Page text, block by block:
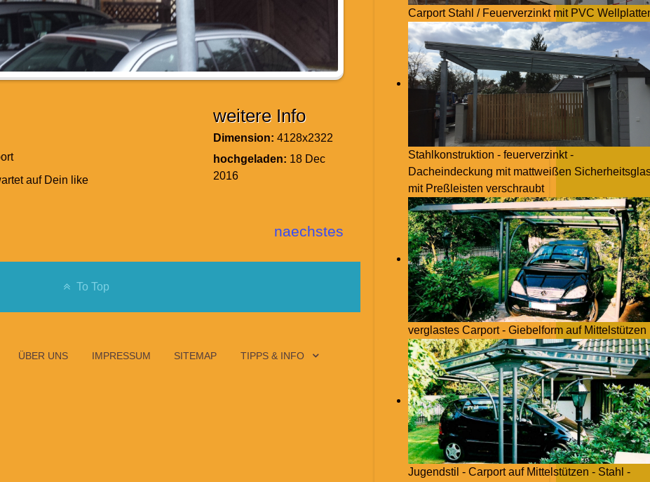
auf Dein like
weitere Info
Dimension:4128x2322
hochgeladen: 18 Dec
2016
naechstes
To Top
ÜBER UNS IMPRESSUM SITEMAP TIPPS & INFO
Carport Stahl / Feuerverzinkt mit PVC
Stahlkonstruktion - feuerverzinkt -
Dacheindeckung mit mattweißen
mit Preßleisten verschraubt
verglastes Carport - Giebelform auf Mittelstützen
Jugendstil - Carport auf Mittelstützen - Stahl -